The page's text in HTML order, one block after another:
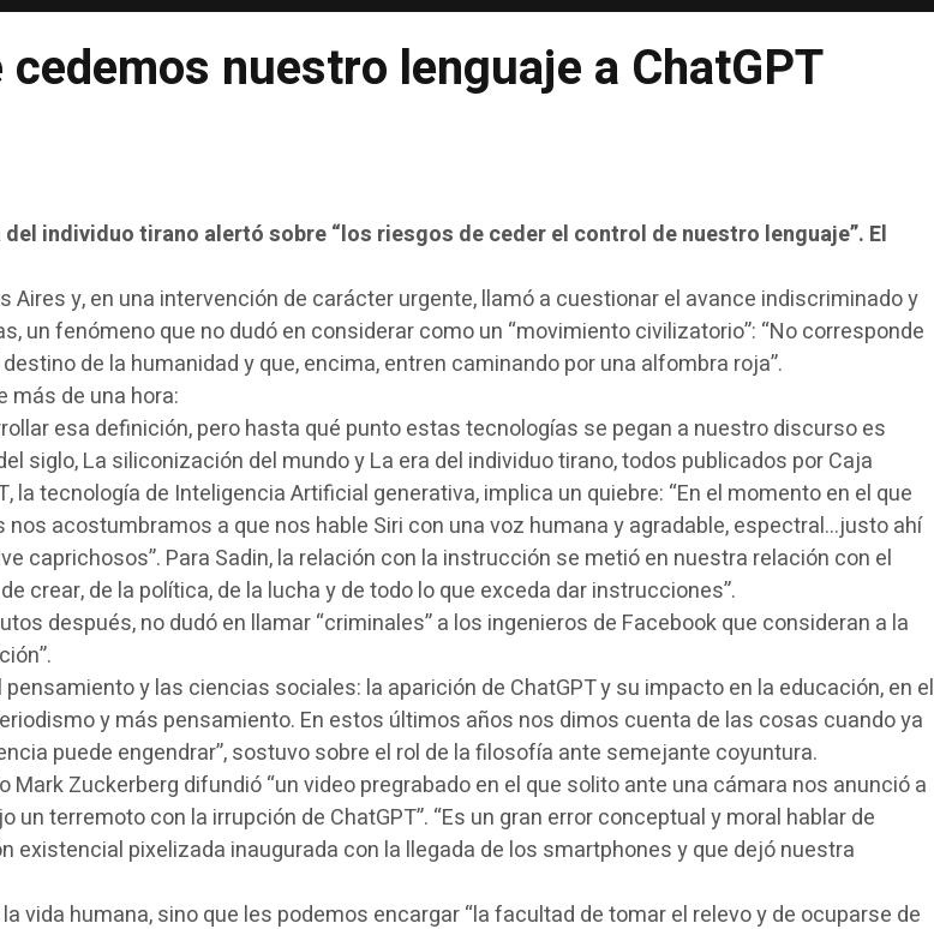
nuestro lenguaje a ChatGPT
individuo tirano alertó sobre “los riesgos de ceder el control de nuestro lenguaje”. El
y, en una intervención de carácter urgente, llamó a cuestionar el avance indiscriminado y
fenómeno que no dudó en considerar como un “movimiento civilizatorio”: “No corresponde
de la humanidad y que, encima, entren caminando por una alfombra roja”.
más de una hora:
esa definición, pero hasta qué punto estas tecnologías se pegan a nuestro discurso es
siglo, La siliconización del mundo y La era del individuo tirano, todos publicados por Caja
la tecnología de Inteligencia Artificial generativa, implica un quiebre: “En el momento en el que
acostumbramos a que nos hable Siri con una voz humana y agradable, espectral…justo ahí
caprichosos”. Para Sadin, la relación con la instrucción se metió en nuestra relación con el
crear, de la política, de la lucha y de todo lo que exceda dar instrucciones”.
después, no dudó en llamar “criminales” a los ingenieros de Facebook que consideran a la
y las ciencias sociales: la aparición de ChatGPT y su impacto en la educación, en el
y más pensamiento. En estos últimos años nos dimos cuenta de las cosas cuando ya
puede engendrar”, sostuvo sobre el rol de la filosofía ante semejante coyuntura.
Zuckerberg difundió “un video pregrabado en el que solito ante una cámara nos anunció a
terremoto con la irrupción de ChatGPT”. “Es un gran error conceptual y moral hablar de
existencial pixelizada inaugurada con la llegada de los smartphones y que dejó nuestra
vida humana, sino que les podemos encargar “la facultad de tomar el relevo y de ocuparse de